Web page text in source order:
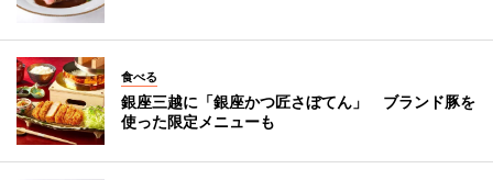
食べる
銀座三越に「銀座かつ匠さぼてん」 ブランド豚を
使った限定メニューも